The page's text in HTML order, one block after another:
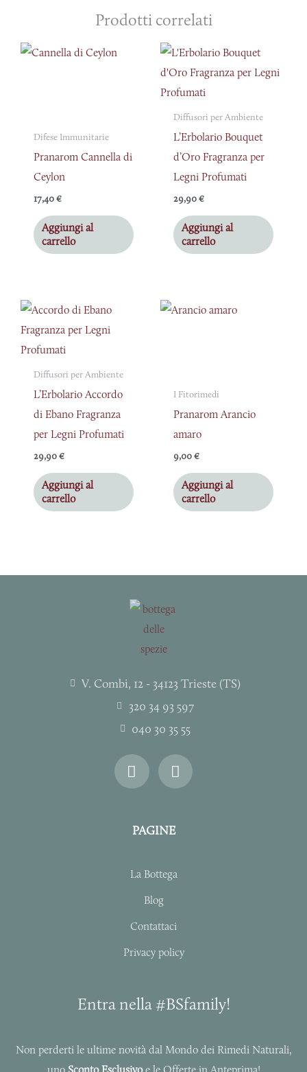
Prodotti correlati
Difese Immunitarie
Pranarom Cannella di
Ceylon
17,40€
Aggiungi al
carrello
Diffusori per Ambiente
L’Erbolario Bouquet
d’Oro Fragranza per
Legni Profumati
29,90€
Aggiungi al
carrello
Diffusori per Ambiente
L’Erbolario Accordo
di Ebano Fragranza
per Legni Profumati
29,90€
Aggiungi al
carrello
I Fitorimedi
Pranarom Arancio
amaro
9,00€
Aggiungi al
carrello
V. Combi, 12 - 34123 Trieste (TS)
320 34 93 597
040 30 35 55
I
n
s
a
g
a
F
a
c
b
o
k
PAGINE
La Bottega
Blog
Contattaci
Privacy policy
Entra nella #BSfamily!
Non perderti le ultime novità dal Mondo dei Rimedi Naturali,